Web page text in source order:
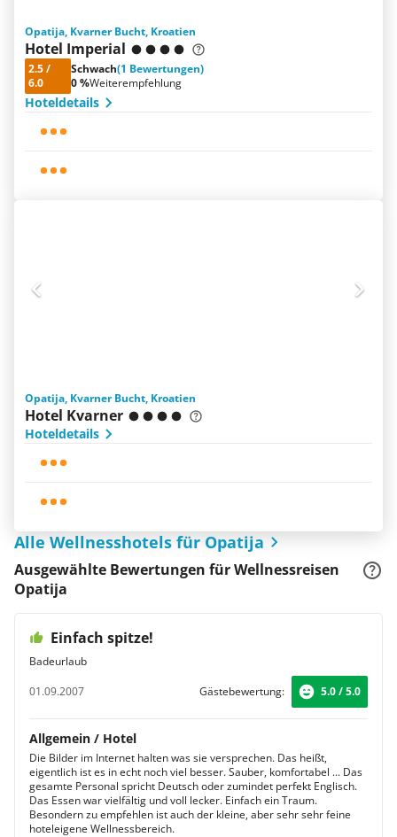
Opatija, Kvarner Bucht, Kroatien
Hotel Imperial
2.5/
6.0
Schwach(1 Bewertungen)
0 %Weiterempfehlung
Hoteldetails
Opatija, Kvarner Bucht, Kroatien
Hotel Kvarner
Hoteldetails
Alle Wellnesshotels für Opatija
Ausgewählte Bewertungen für Wellnessreisen
Opatija
Einfach spitze!
Badeurlaub
01.09.2007
Gästebewertung: 5.0 / 5.0
Allgemein / Hotel
Die Bilder im Internet halten was sie versprechen. Das heißt,
eigentlich ist es in echt noch viel besser. Sauber, komfortabel ... Das
gesamte Personal spricht Deutsch oder zumindet perfekt Englisch.
Das Essen war vielfältig und voll lecker. Einfach ein Traum.
Besondern zu empfehlen ist auch der kleine, aber sehr sehr feine
hoteleigene Wellnessbereich.